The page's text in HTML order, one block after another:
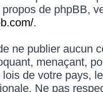
propos de phpBB,
.
ne publier aucun
menaçant,
de votre pays,
Ne pas